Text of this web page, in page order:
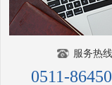
服务热线
0511-